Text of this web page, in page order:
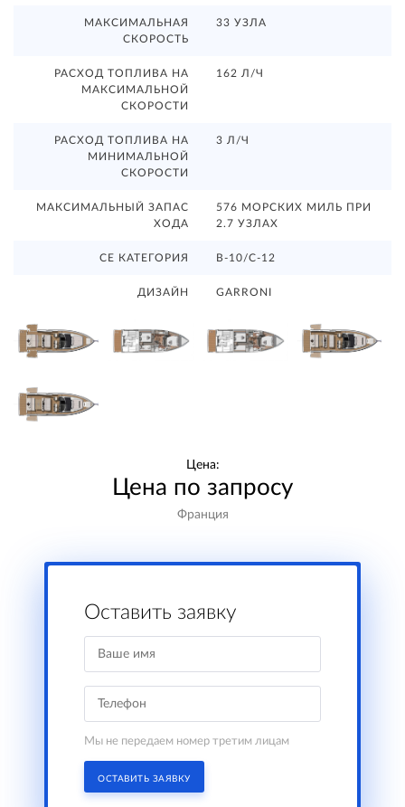
МАКСИМАЛЬНАЯ
СКОРОСТЬ
33 УЗЛА
РАСХОД ТОПЛИВА НА
МАКСИМАЛЬНОЙ
СКОРОСТИ
162 Л/Ч
РАСХОД ТОПЛИВА НА
МИНИМАЛЬНОЙ
СКОРОСТИ
3 Л/Ч
МАКСИМАЛЬНЫЙ ЗАПАС
ХОДА
576 МОРСКИХ МИЛЬ ПРИ
2.7 УЗЛАХ
CE КАТЕГОРИЯ B-10/C-12
ДИЗАЙН GARRONI
Цена:
Цена по запросу
Франция
Оставить заявку
Мы не передаем номер третим лицам
ОСТАВИТЬ ЗАЯВКУ